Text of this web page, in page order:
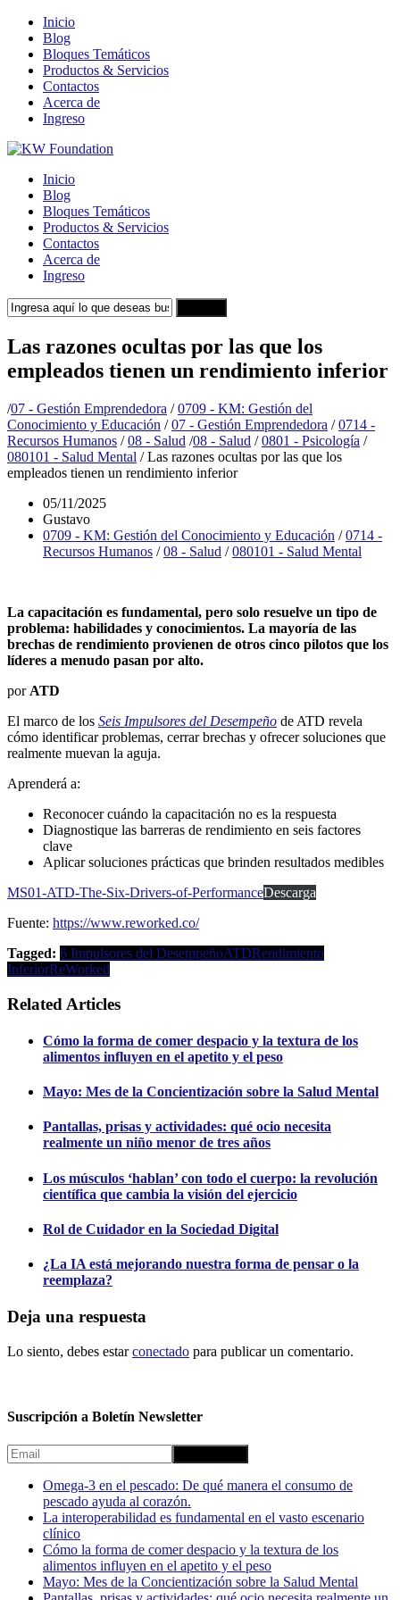
Inicio
Blog
Bloques Temáticos
Productos & Servicios
Contactos
Acerca de
Ingreso
Inicio
Blog
Bloques Temáticos
Productos & Servicios
Contactos
Acerca de
Ingreso
Las razones ocultas por las que los
empleados tienen un rendimiento inferior
/07 - Gestión Emprendedora / 0709 - KM: Gestión del
Conocimiento y Educación / 07 - Gestión Emprendedora / 0714 -
Recursos Humanos / 08 - Salud /08 - Salud / 0801 - Psicología /
080101 - Salud Mental /Las razones ocultas por las que los
empleados tienen un rendimiento inferior
05/11/2025
Gustavo
0709 - KM: Gestión del Conocimiento y Educación /0714 -
Recursos Humanos /08 - Salud /080101 - Salud Mental
La capacitación es fundamental, pero solo resuelve un tipo de
problema: habilidades y conocimientos. La mayoría de las
brechas de rendimiento provienen de otros cinco pilotos que los
líderes a menudo pasan por alto.
por ATD
El marco de los Seis Impulsores del Desempeño de ATD revela
cómo identificar problemas, cerrar brechas y ofrecer soluciones que
realmente muevan la aguja.
Aprenderá a:
Reconocer cuándo la capacitación no es la respuesta
Diagnostique las barreras de rendimiento en seis factores
clave
Aplicar soluciones prácticas que brinden resultados medibles
MS01-ATD-The-Six-Drivers-of-PerformanceDescarga
Fuente: https://www.reworked.co/
Tagged: 6 Impulsores del DesempeñoATDRendimiento
InferiorReWorked
Related Articles
Cómo la forma de comer despacio y la textura de los
alimentos influyen en el apetito y el peso
Mayo: Mes de la Concientización sobre la Salud Mental
Pantallas, prisas y actividades: qué ocio necesita
realmente un niño menor de tres años
Los músculos ‘hablan’ con todo el cuerpo: la revolución
científica que cambia la visión del ejercicio
Rol de Cuidador en la Sociedad Digital
¿La IA está mejorando nuestra forma de pensar o la
reemplaza?
Deja una respuesta
Lo siento, debes estarconectado para publicar un comentario.
Suscripción a Boletín Newsletter
Omega-3 en el pescado: De qué manera el consumo de
pescado ayuda al corazón.
La interoperabilidad es fundamental en el vasto escenario
clínico
Cómo la forma de comer despacio y la textura de los
alimentos influyen en el apetito y el peso
Mayo: Mes de la Concientización sobre la Salud Mental